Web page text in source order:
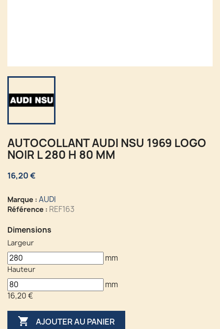
AUTOCOLLANT AUDI NSU 1969 LOGO
NOIR L 280 H 80 MM
16,20 €
Marque : AUDI
Référence : REF163
Dimensions
Largeur
mm
Hauteur
mm
16,20 €
 AJOUTER AU PANIER